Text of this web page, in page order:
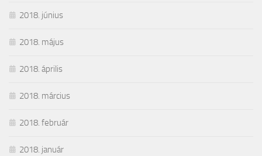
2018. június
2018. május
2018. április
2018. március
2018. február
2018. január